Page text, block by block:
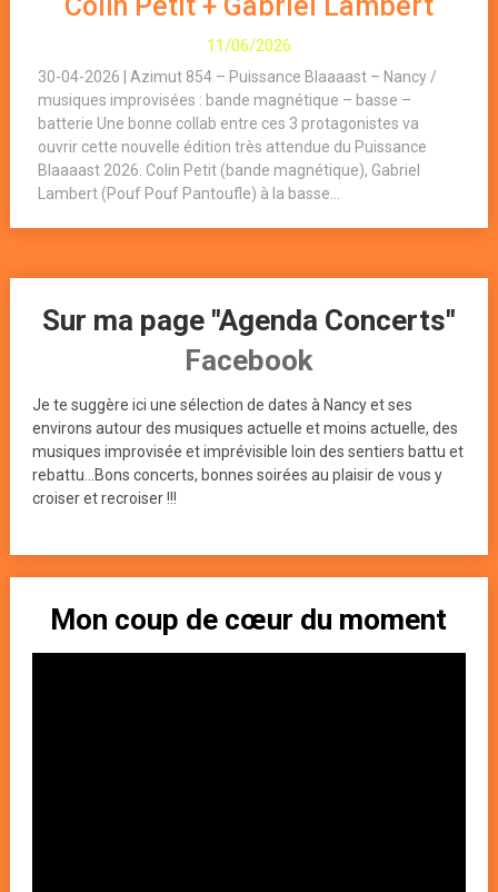
11/06/2026
30-04-2026 | Azimut 854 – Puissance Blaaaast – Nancy /
musiques improvisées : bande magnétique – basse –
batterie Une bonne collab entre ces 3 protagonistes va
ouvrir cette nouvelle édition très attendue du Puissance
Blaaaast 2026. Colin Petit (bande magnétique), Gabriel
Lambert (Pouf Pouf Pantoufle) à la basse...
Sur ma page "Agenda Concerts"
Facebook
Je te suggère ici une sélection de dates à Nancy et ses
environs autour des musiques actuelle et moins actuelle, des
musiques improvisée et imprévisible loin des sentiers battu et
rebattu...Bons concerts, bonnes soirées au plaisir de vous y
croiser et recroiser !!!
Mon coup de cœur du moment